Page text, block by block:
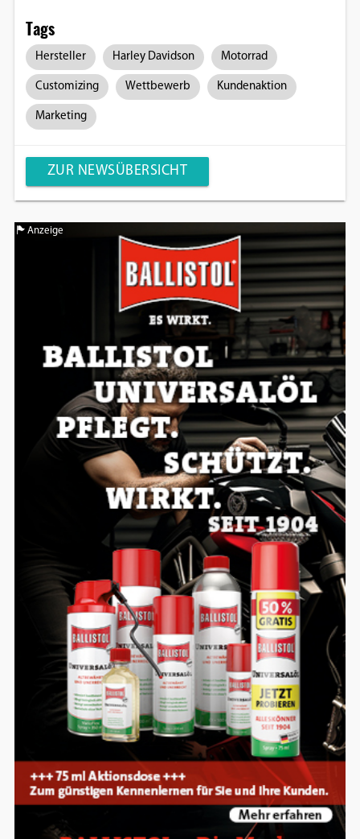
Tags
Hersteller Harley Davidson Motorrad
Customizing Wettbewerb Kundenaktion
Marketing
ZUR NEWSÜBERSICHT
Anzeige